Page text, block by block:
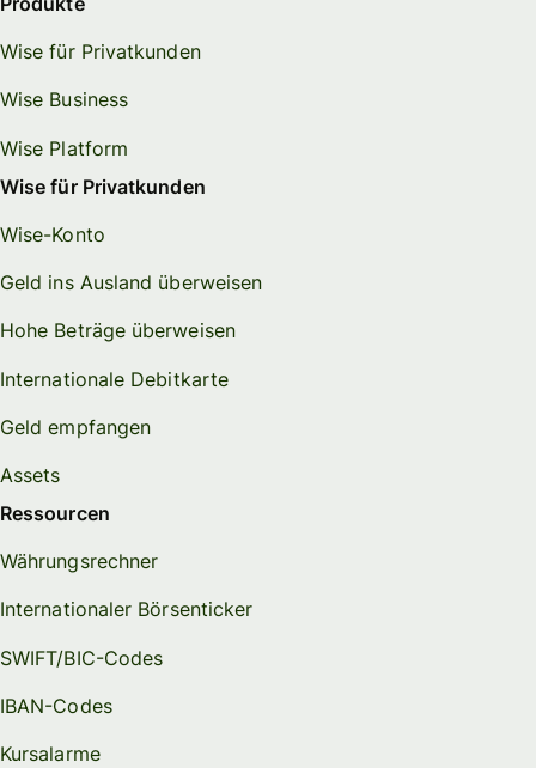
Wise für Privatkunden
Wise Business
Wise Platform
Wise für Privatkunden
Wise-Konto
Geld ins Ausland überweisen
Hohe Beträge überweisen
Internationale Debitkarte
Geld empfangen
Assets
Ressourcen
Währungsrechner
Internationaler Börsenticker
SWIFT/BIC-Codes
IBAN-Codes
Kursalarme